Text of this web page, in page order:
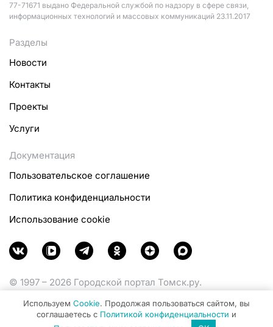
77-71671 выдано Федеральной службой по надзору в сфере связи,
информационных технологий и массовых коммуникаций 23.11.2017
Разделы
Новости
Контакты
Проекты
Услуги
Документация
Пользовательское соглашение
Политика конфиденциальности
Использование cookie
© 1997 – 2026 Городской портал Томск.ру.
Министерства цифрового развития, связи и массовых
коммуникаций Российской Федерации.
Используем Cookie. Продолжая пользоваться сайтом, вы
соглашаетесь с Политикой конфиденциальности и